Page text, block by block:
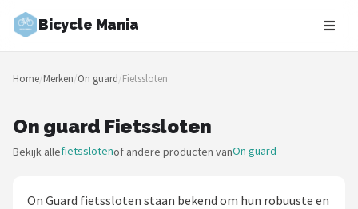
Bicycle Mania
Zoeken
NAVIGATIE
Merken
Home/Merken/On guard/Fietssloten
On guard Fietssloten
Bekijk allefietsslotenof andere producten vanOn guard
On Guard fietssloten staan bekend om hun robuuste en